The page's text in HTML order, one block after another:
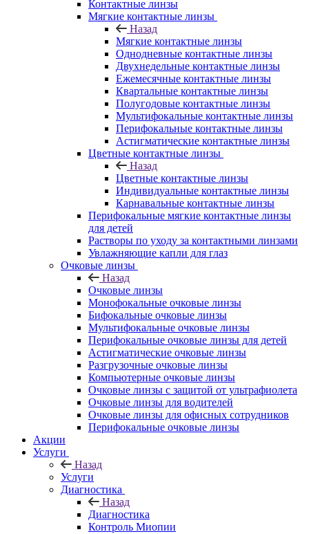
Контактные линзы
Мягкие контактные линзы
Назад
Мягкие контактные линзы
Однодневные контактные линзы
Двухнедельные контактные линзы
Ежемесячные контактные линзы
Квартальные контактные линзы
Полугодовые контактные линзы
Мультифокальные контактные линзы
Перифокальные контактные линзы
Астигматические контактные линзы
Цветные контактные линзы
Назад
Цветные контактные линзы
Индивидуальные контактные линзы
Карнавальные контактные линзы
Перифокальные мягкие контактные линзы
для детей
Растворы по уходу за контактными линзами
Увлажняющие капли для глаз
Очковые линзы
Назад
Очковые линзы
Монофокальные очковые линзы
Бифокальные очковые линзы
Мультифокальные очковые линзы
Перифокальные очковые линзы для детей
Астигматические очковые линзы
Разгрузочные очковые линзы
Компьютерные очковые линзы
Очковые линзы с защитой от ультрафиолета
Очковые линзы для водителей
Очковые линзы для офисных сотрудников
Перифокальные очковые линзы
Акции
Услуги
Назад
Услуги
Диагностика
Назад
Диагностика
Контроль Миопии